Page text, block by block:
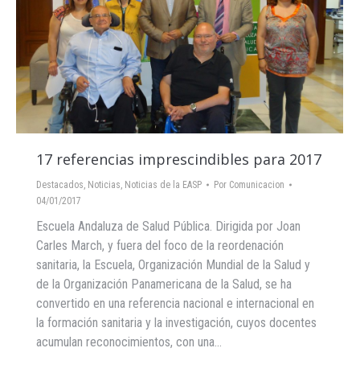
17 referencias imprescindibles para 2017
Destacados, Noticias, Noticias de la EASP Por Comunicacion
04/01/2017
Escuela Andaluza de Salud Pública. Dirigida por Joan
Carles March, y fuera del foco de la reordenación
sanitaria, la Escuela, Organización Mundial de la Salud y
de la Organización Panamericana de la Salud, se ha
convertido en una referencia nacional e internacional en
la formación sanitaria y la investigación, cuyos docentes
acumulan reconocimientos, con una…